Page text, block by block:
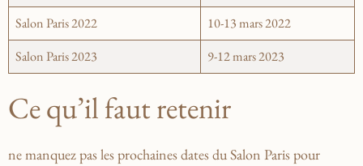
Salon Paris 2022
10-13 mars 2022
Salon Paris 2023
9-12 mars‌ 2023
Ce qu’il faut retenir
ne manquez pas les prochaines dates du Salon Paris⁢ pour